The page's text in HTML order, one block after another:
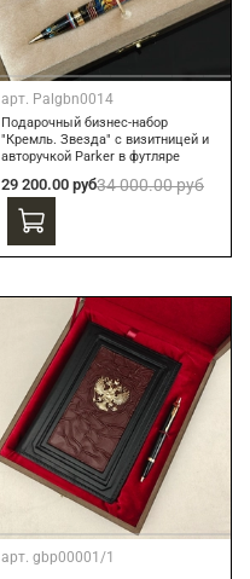
арт. Palgbn0014
Подарочный бизнес-набор
"Кремль. Звезда" с визитницей и
авторучкой Parker в футляре
29 200.00 руб34 000.00 руб
арт. gbp00001/1